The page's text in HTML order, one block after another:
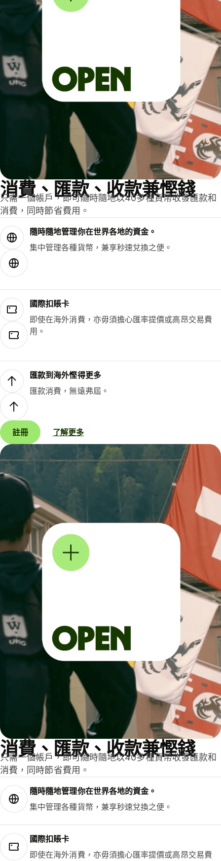
消費、匯款、收款兼慳錢
只需一個帳戶，即可隨時隨地以40多種貨幣收發匯款和
消費，同時節省費用。
隨時隨地管理你在世界各地的資金。
集中管理各種貨幣，兼享秒速兌換之便。
國際扣賬卡
即使在海外消費，亦毋須擔心匯率提價或高昂交易費
用。
匯款到海外慳得更多
匯款消費，無遠弗屆。
註冊 了解更多
消費、匯款、收款兼慳錢
只需一個帳戶，即可隨時隨地以40多種貨幣收發匯款和
消費，同時節省費用。
隨時隨地管理你在世界各地的資金。
集中管理各種貨幣，兼享秒速兌換之便。
國際扣賬卡
即使在海外消費，亦毋須擔心匯率提價或高昂交易費